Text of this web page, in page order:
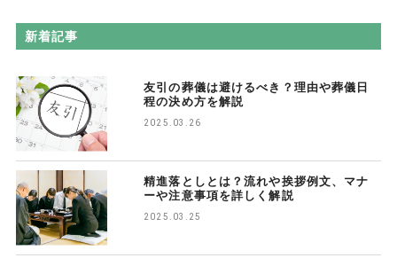
新着記事
友引の葬儀は避けるべき？理由や葬儀日
程の決め方を解説
2025.03.26
精進落としとは？流れや挨拶例文、マナ
ーや注意事項を詳しく解説
2025.03.25